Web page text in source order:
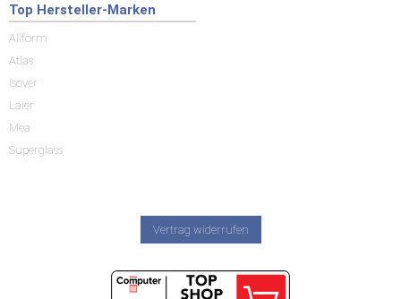
Top Hersteller-Marken
Allform
Atlas
Isover
Laier
Mea
Superglass
Vertrag widerrufen